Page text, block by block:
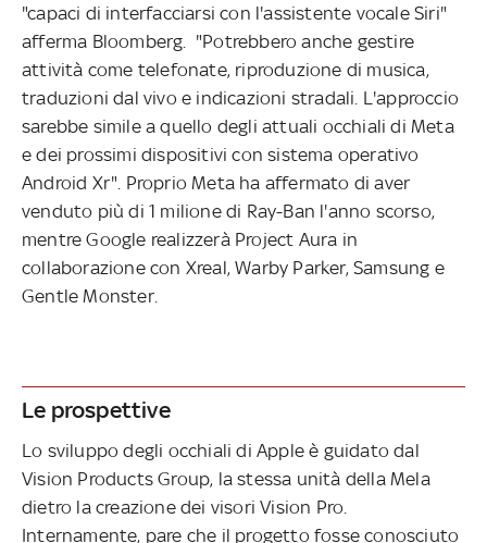
"capaci di interfacciarsi con l'assistente vocale Siri"
afferma Bloomberg. "Potrebbero anche gestire
attività come telefonate, riproduzione di musica,
traduzioni dal vivo e indicazioni stradali. L'approccio
sarebbe simile a quello degli attuali occhiali di Meta
e dei prossimi dispositivi con sistema operativo
Android Xr". Proprio Meta ha affermato di aver
venduto più di 1 milione di Ray-Ban l'anno scorso,
mentre Google realizzerà Project Aura in
collaborazione con Xreal, Warby Parker, Samsung e
Gentle Monster.
Le prospettive
Lo sviluppo degli occhiali di Apple è guidato dal
Vision Products Group, la stessa unità della Mela
dietro la creazione dei visori Vision Pro.
Internamente, pare che il progetto fosse conosciuto